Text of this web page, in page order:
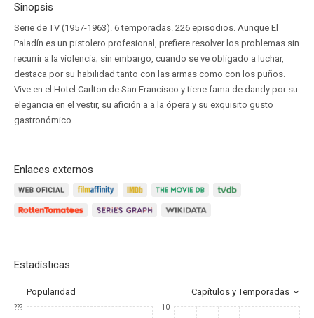
Sinopsis
Serie de TV (1957-1963). 6 temporadas. 226 episodios. Aunque El
Paladín es un pistolero profesional, prefiere resolver los problemas sin
recurrir a la violencia; sin embargo, cuando se ve obligado a luchar,
destaca por su habilidad tanto con las armas como con los puños.
Vive en el Hotel Carlton de San Francisco y tiene fama de dandy por su
elegancia en el vestir, su afición a a la ópera y su exquisito gusto
gastronómico.
Enlaces externos
Estadísticas
Popularidad Capítulos y Temporadas
??? 10